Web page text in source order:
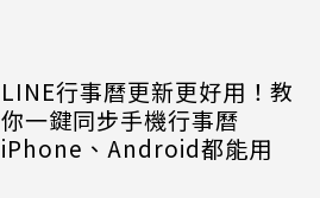
LINE行事曆更新更好用！教
你一鍵同步手機行事曆
iPhone、Android都能用